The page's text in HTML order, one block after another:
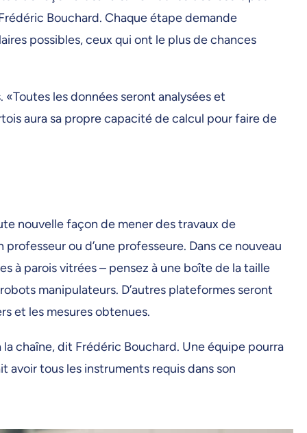
Bouchard. Chaque étape demande
possibles, ceux qui ont le plus de chances
les données seront analysées et
aura sa propre capacité de calcul pour faire de
nouvelle façon de mener des travaux de
ou d’une professeure. Dans ce nouveau
à parois vitrées – pensez à une boîte de la taille
manipulateurs. D’autres plateformes seront
et les mesures obtenues.
chaîne, dit Frédéric Bouchard. Une équipe pourra
avoir tous les instruments requis dans son